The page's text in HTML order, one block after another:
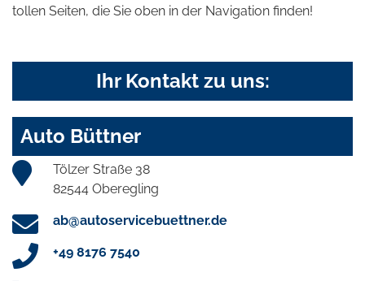
tollen Seiten, die Sie oben in der Navigation finden!
Ihr Kontakt zu uns:
Auto Büttner
Tölzer Straße 38
82544 Oberegling
ab@autoservicebuettner.de
+49 8176 7540